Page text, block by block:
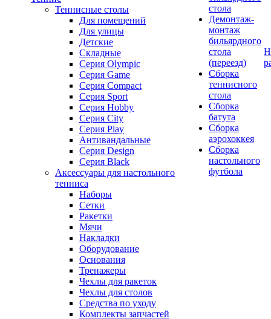
Теннисные столы
Для помещений
Для улицы
Детские
Складные
Серия Olympic
Серия Game
Серия Compact
Серия Sport
Серия Hobby
Серия City
Серия Play
Антивандальные
Серия Design
Серия Black
Аксессуары для настольного
тенниса
Наборы
Сетки
Ракетки
Мячи
Накладки
Оборудование
Основания
Тренажеры
Чехлы для ракеток
Чехлы для столов
Средства по уходу
Комплекты запчастей
стола
Демонтаж-
монтаж
бильярдного
стола
(переезд)
Сборка
теннисного
стола
Сборка
батута
Сборка
аэрохоккея
Сборка
настольного
футбола